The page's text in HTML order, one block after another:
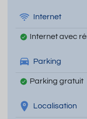
Internet
Internet avec
Parking
Parking gratuit
Localisation